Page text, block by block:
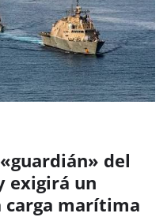
del
exigirá un
carga marítima